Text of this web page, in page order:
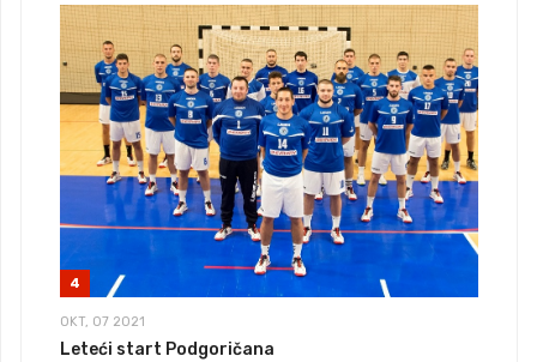
4
OKT, 07 2021
Leteći start Podgoričana